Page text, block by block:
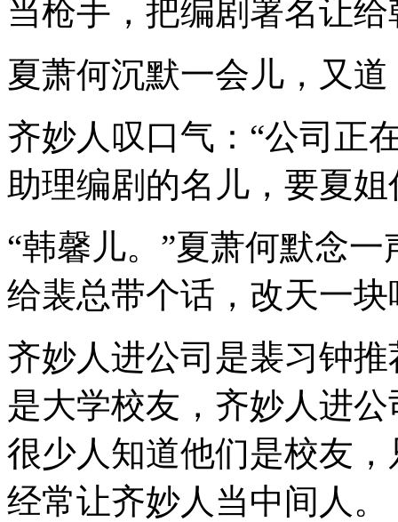
当枪手，把编剧署名让给
夏萧何沉默一会儿，又
齐妙人叹口气：“公司正
助理编剧的名儿，要夏
“韩馨儿。”夏萧何默念
给裴总带个话，改天一块
齐妙人进公司是裴习钟
是大学校友，齐妙人进
很少人知道他们是校友
经常让齐妙人当中间人。